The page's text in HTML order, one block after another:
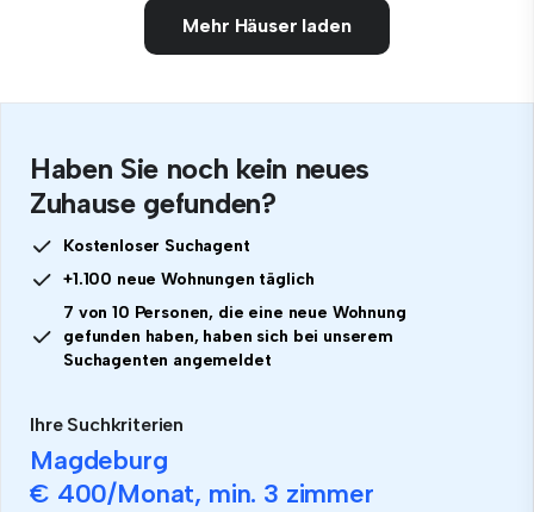
Mehr Häuser laden
Haben Sie noch kein neues
Zuhause gefunden?
Kostenloser Suchagent
+1.100 neue Wohnungen täglich
7 von 10 Personen, die eine neue Wohnung
gefunden haben, haben sich bei unserem
Suchagenten angemeldet
Ihre Suchkriterien
Magdeburg
€ 400/Monat, min. 3 zimmer